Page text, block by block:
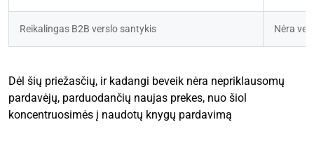
Reikalingas B2B verslo santykis Nėra
Dėl šių priežasčių, ir kadangi beveik nėra nepriklausomų
pardavėjų, parduodančių naujas prekes, nuo šiol
koncentruosimės į naudotų knygų pardavimą